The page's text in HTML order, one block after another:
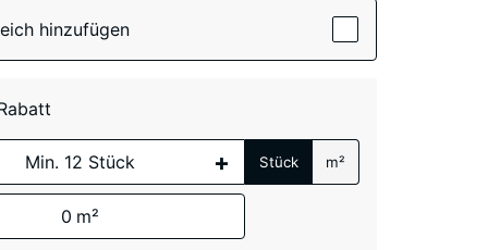
(active)
Atlantik
Dunkelgrauer
hinzufügen
+ Stück m²
0 m²